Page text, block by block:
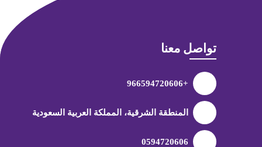
تواصل معنا
+966594720606
المنطقة الشرقية، المملكة العربية السعودية
0594720606